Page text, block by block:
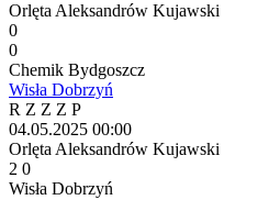
Orlęta Aleksandrów Kujawski
0
0
Chemik Bydgoszcz
Wisła Dobrzyń
R Z Z Z P
04.05.2025 00:00
Orlęta Aleksandrów Kujawski
2 0
Wisła Dobrzyń